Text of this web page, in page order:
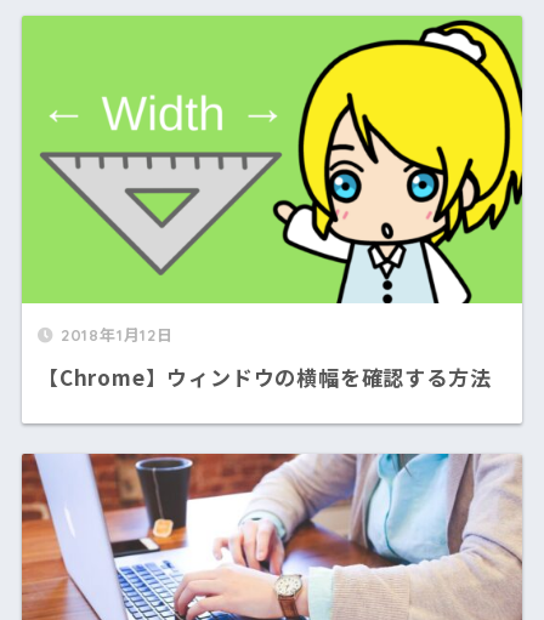
2018年1月12日
【Chrome】ウィンドウの横幅を確認する方法